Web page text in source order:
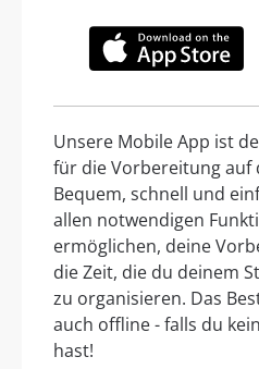
Unsere Mobile App ist
für die Vorbereitung auf
Bequem, schnell und
allen notwendigen
ermöglichen, deine
die Zeit, die du deinem
zu organisieren. Das
auch offline - falls du
hast!